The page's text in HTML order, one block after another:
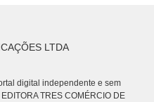
LTDA
digital independente e sem
TRES COMÉRCIO DE